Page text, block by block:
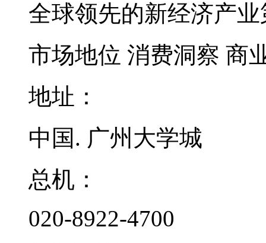
全球领先的新经济产
市场地位 消费洞察 商
地址：
中国. 广州大学城
总机：
020-8922-4700